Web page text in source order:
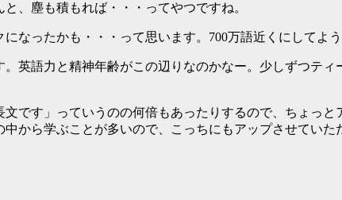
、塵も積もれば・・・ってやつですね。
なったかも・・・って思います。700万語近くにしてよ
英語力と精神年齢がこの辺りなのかなー。少しずつティ
です」っていうのの何倍もあったりするので、ちょっ
から学ぶことが多いので、こっちにもアップさせていた